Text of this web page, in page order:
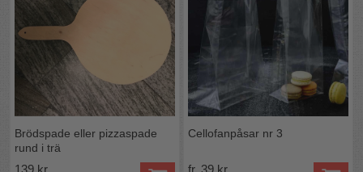
Brödspade eller pizzaspade
rund i trä
139 kr
Cellofanpåsar nr 3
fr. 39 kr